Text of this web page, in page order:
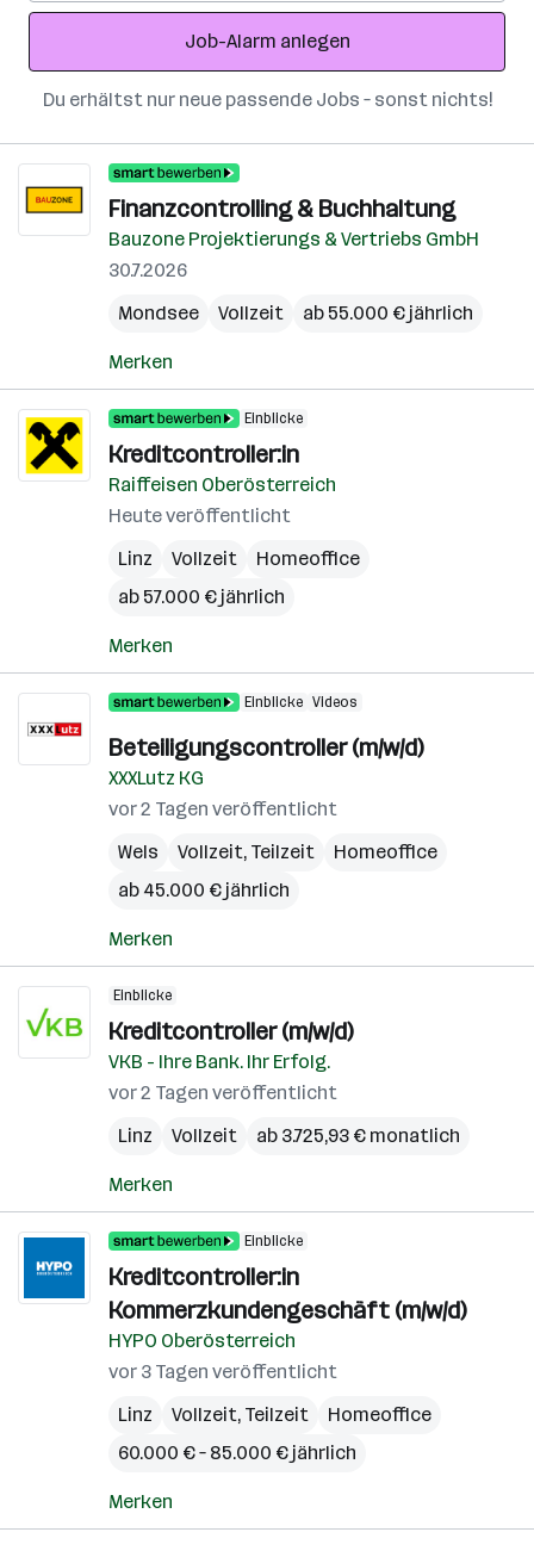
Adresse
Job-Alarm anlegen
Du erhältst nur neue passende Jobs – sonst nichts!
Finanzcontrolling & Buchhaltung
Bauzone Projektierungs & Vertriebs GmbH
30.7.2026
Mondsee
Vollzeit ab 55.000 € jährlich
Merken
Einblicke
Kreditcontroller:in
Raiffeisen Oberösterreich
Heute veröffentlicht
Linz
Vollzeit
Homeoffice
ab 57.000 € jährlich
Merken
Einblicke Videos
Beteiligungscontroller (m/w/d)
XXXLutz KG
vor 2 Tagen veröffentlicht
Wels
Vollzeit, Teilzeit
Homeoffice
ab 45.000 € jährlich
Merken
Einblicke
Kreditcontroller (m/w/d)
VKB - Ihre Bank. Ihr Erfolg.
vor 2 Tagen veröffentlicht
Linz
Vollzeit ab 3.725,93 € monatlich
Merken
Einblicke
Kreditcontroller:in
Kommerzkundengeschäft (m/w/d)
HYPO Oberösterreich
vor 3 Tagen veröffentlicht
Linz
Vollzeit, Teilzeit
Homeoffice
60.000 € – 85.000 € jährlich
Merken